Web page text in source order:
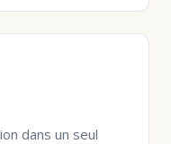
dans un seul